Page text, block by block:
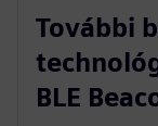
További
BLE